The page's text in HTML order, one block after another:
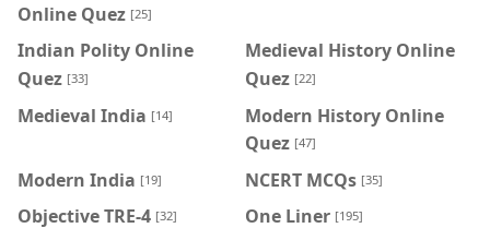
Online Quez [25]
Indian Polity Online
Quez [33]
Medieval History Online
Quez [22]
Medieval India [14]
Modern History Online
Quez [47]
Modern India [19] NCERT MCQs [35]
Objective TRE-4 [32] One Liner [195]